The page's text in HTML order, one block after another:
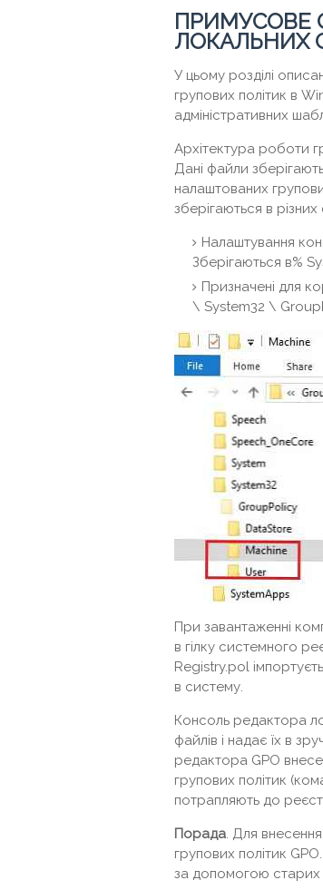
ПРИМУСОВЕ
ЛОКАЛЬНИХ
У цьому розділі
групових політик в
адміністративних
Архітектура роботи
Дані файли
налаштованих
зберігаються в
Налаштування
Зберігаються в%
Призначені для
\ System32 \
При завантаженні
в гілку системного
Registry.pol
в систему.
Консоль редактора
файлів і надає їх в
редактора GPO
групових політик
потрапляють до
Порада. Для
групових політик
за допомогою старих